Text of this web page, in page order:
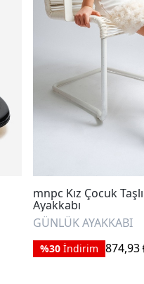
mnpc Kız Çocuk
Ayakkabı
GÜNLÜK AYAKKABI
%30 İndirim 874,93